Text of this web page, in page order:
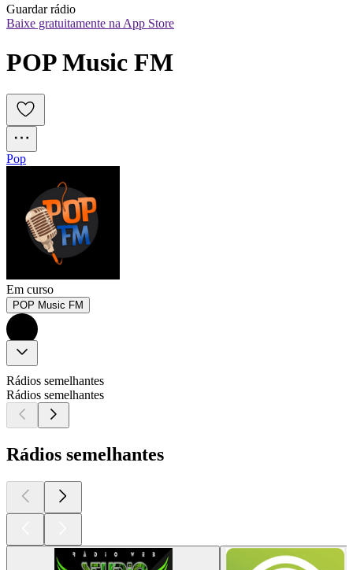
Guardar rádio
Baixe gratuitamente na App Store
POP Music FM
Pop
Em curso
POP Music FM
Rádios semelhantes
Rádios semelhantes
Rádios semelhantes